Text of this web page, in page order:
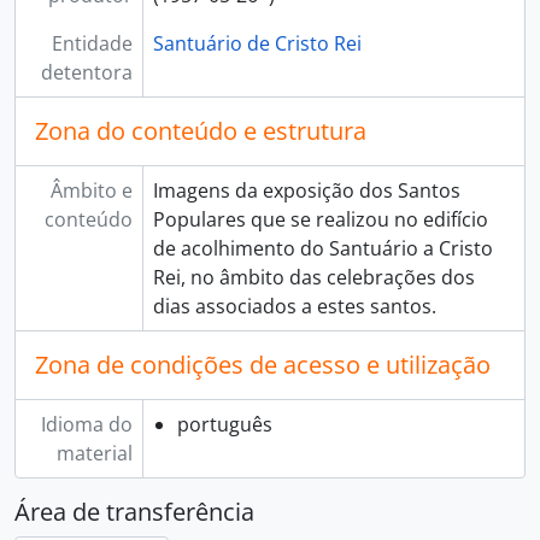
[Subsecção] C - Administração patrimonial, 1962 - ?
[Subsecção] D - Administração económica I, 1959 - 2007
[Subsecção] E - Administração económica II, 2005 - ?
Entidade
detentora
Santuário de Cristo Rei
Zona do conteúdo e estrutura
Âmbito e
conteúdo
Imagens da exposição dos Santos
Populares que se realizou no edifício
de acolhimento do Santuário a Cristo
Rei, no âmbito das celebrações dos
dias associados a estes santos.
Zona de condições de acesso e utilização
Idioma do
material
português
Área de transferência